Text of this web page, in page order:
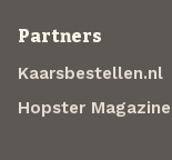
Partners
Kaarsbestellen.nl
Hopster Magazine